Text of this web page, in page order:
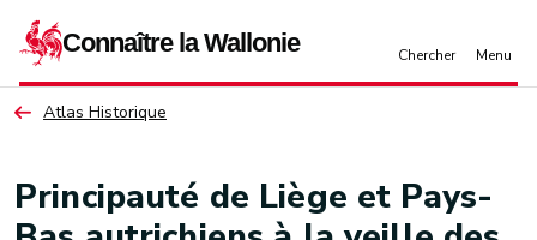
Atlas Historique
Principauté de Liège et Pays-